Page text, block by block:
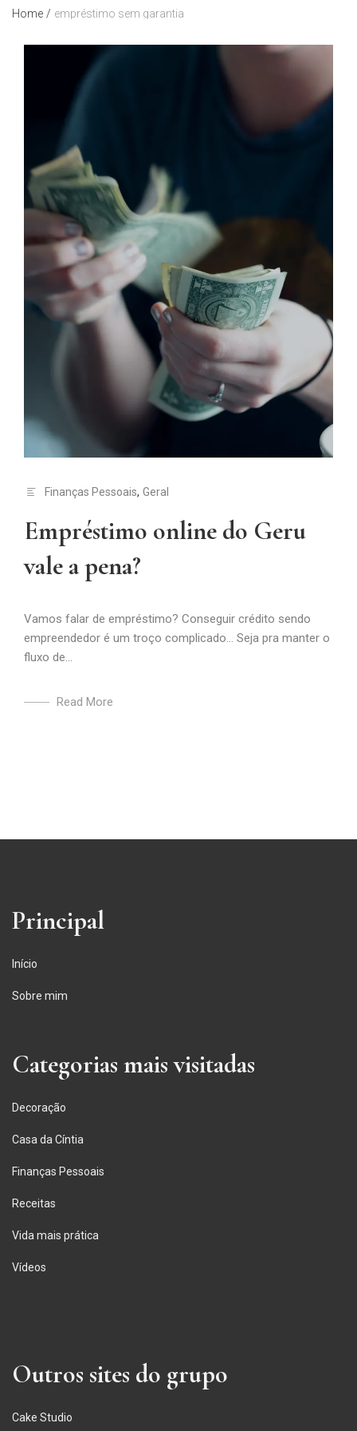
Home / empréstimo sem garantia
Finanças Pessoais, Geral
Empréstimo online do Geru
vale a pena?
Vamos falar de empréstimo? Conseguir crédito sendo
empreendedor é um troço complicado… Seja pra manter o
fluxo de...
Read More
Principal
Início
Sobre mim
Categorias mais visitadas
Decoração
Casa da Cíntia
Finanças Pessoais
Receitas
Vida mais prática
Vídeos
Outros sites do grupo
Cake Studio